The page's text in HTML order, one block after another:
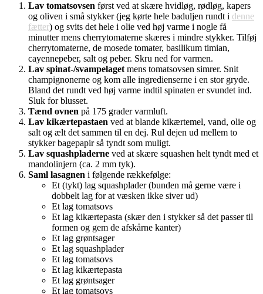
Lav tomatsovsen først ved at skære hvidløg, rødløg, kapers
og oliven i små stykker (jeg kørte hele baduljen rundt i denne
fætter) og svits det hele i olie ved høj varme i nogle få
minutter mens cherrytomaterne skæres i mindre stykker. Tilføj
cherrytomaterne, de mosede tomater, basilikum timian,
cayennepeber, salt og peber. Skru ned for varmen.
Lav spinat-/svampelaget mens tomatsovsen simrer. Snit
champignonerne og kom alle ingredienserne i en stor gryde.
Bland det rundt ved høj varme indtil spinaten er svundet ind.
Sluk for blusset.
Tænd ovnen på 175 grader varmluft.
Lav kikærtepastaen ved at blande kikærtemel, vand, olie og
salt og ælt det sammen til en dej. Rul dejen ud mellem to
stykker bagepapir så tyndt som muligt.
Lav squashpladerne ved at skære squashen helt tyndt med et
mandolinjern (ca. 2 mm tyk).
Saml lasagnen i følgende rækkefølge:
Et (tykt) lag squashplader (bunden må gerne være i
dobbelt lag for at væsken ikke siver ud)
Et lag tomatsovs
Et lag kikærtepasta (skær den i stykker så det passer til
formen og gem de afskårne kanter)
Et lag grøntsager
Et lag squashplader
Et lag tomatsovs
Et lag kikærtepasta
Et lag grøntsager
Et lag tomatsovs